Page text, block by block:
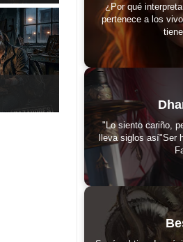
¿Por qué
pertenece a los
"Lo siento cariño,
lleva siglos así"Ser